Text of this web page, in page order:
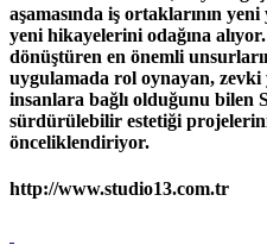
aşamasında iş ortaklarının
yeni hikayelerini odağına
dönüştüren en önemli
uygulamada rol oynayan, zevki
insanlara bağlı olduğunu bilen
sürdürülebilir estetiği
önceliklendiriyor.
http://www.studio13.com.tr